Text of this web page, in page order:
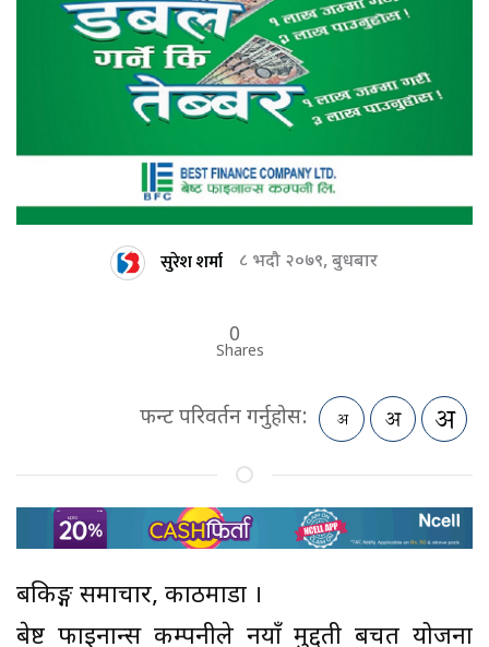
सुरेश शर्मा ८ भदौ २०७९, बुधबार
0
Shares
फन्ट परिवर्तन गर्नुहोस:
बैंकिङ्ग समाचार, काठमाडौं ।
बेष्ट फाइनान्स कम्पनीले नयाँ मुद्दती बचत योजना